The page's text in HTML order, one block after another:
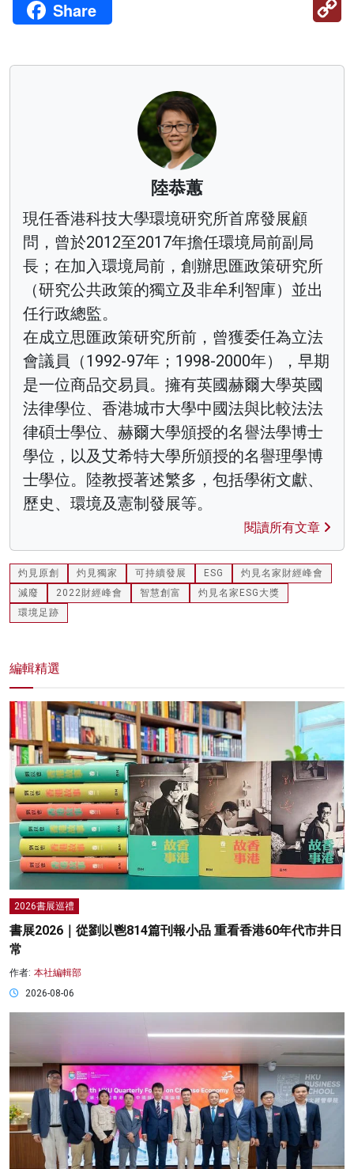
Share
陸恭蕙
現任香港科技大學環境研究所首席發展顧
問，曾於2012至2017年擔任環境局前副局
長；在加入環境局前，創辦思匯政策研究所
（研究公共政策的獨立及非牟利智庫）並出
任行政總監。
在成立思匯政策研究所前，曾獲委任為立法
會議員（1992-97年；1998-2000年），早期
是一位商品交易員。擁有英國赫爾大學英國
法律學位、香港城巿大學中國法與比較法法
律碩士學位、赫爾大學頒授的名譽法學博士
學位，以及艾希特大學所頒授的名譽理學博
士學位。陸教授著述繁多，包括學術文獻、
歷史、環境及憲制發展等。
閱讀所有文章
灼見原創 灼見獨家 可持續發展 ESG
灼見名家財經峰會
減廢
2022財經峰會 智慧創富
灼見名家ESG大獎
環境足跡
編輯精選
2026書展巡禮
書展2026｜從劉以鬯814篇刊報小品 重看香港60年代市井日
常
作者: 本社編輯部
2026-08-06